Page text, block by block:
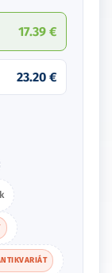
17.39 €
23.20 €